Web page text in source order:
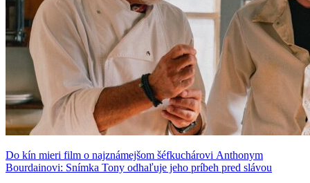
Do kín mieri film o najznámejšom šéfkuchárovi Anthonym
Bourdainovi: Snímka Tony odhaľuje jeho príbeh pred slávou